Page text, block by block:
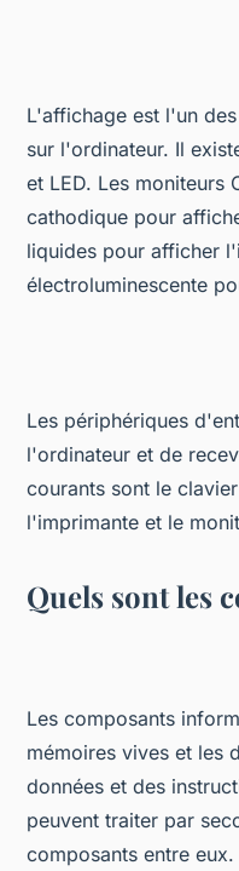
L'affichage est l'un
sur l'ordinateur. Il
et LED. Les moniteurs
cathodique pour
liquides pour afficher
électroluminescente
Les périphériques
l'ordinateur et de
courants sont le
l'imprimante et le
Quels sont les
Les composants
mémoires vives et les
données et des
peuvent traiter par
composants entre